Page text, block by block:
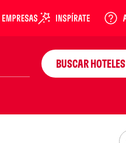
BUSCAR HOTELES